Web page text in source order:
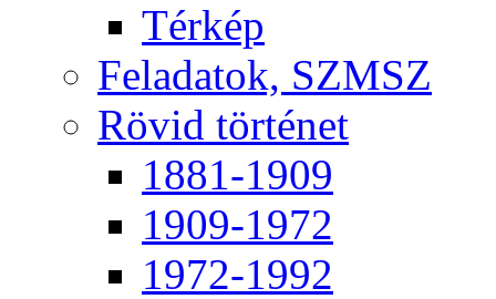
Tér­kép
Fel­ada­tok, SZMSZ
Rö­vid tör­té­net
1881-1909
1909-1972
1972-1992